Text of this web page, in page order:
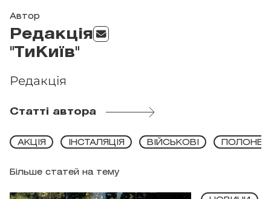
Автор
Редакція
"ТиКиїв"
Редакція
Статті автора
Більше статей на тему
АКЦІЯ ІНСТАЛЯЦІЯ ВІЙСЬКОВІ